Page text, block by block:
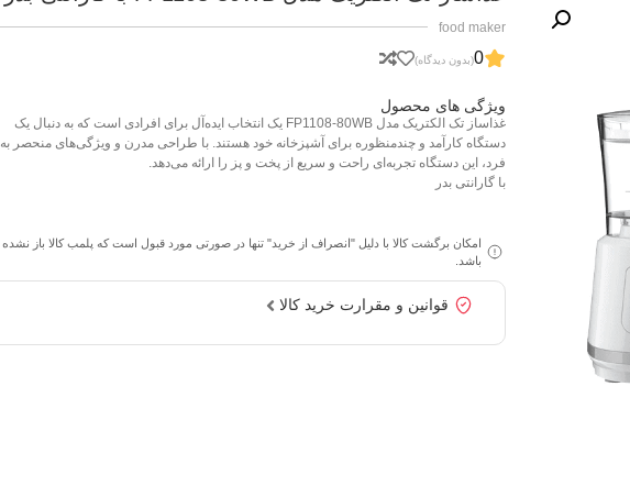
food maker
0(بدون دیدگاه)
ویژگی های محصول
غذاساز تک الکتریک مدل FP1108-80WB یک انتخاب ایده‌آل برای افرادی است که به دنبال یک
دستگاه کارآمد و چندمنظوره برای آشپزخانه خود هستند. با طراحی مدرن و ویژگی‌های منحصر به
فرد، این دستگاه تجربه‌ای راحت و سریع از پخت و پز را ارائه می‌دهد.
با گارانتی بدر
امکان برگشت کالا با دلیل "انصراف از خرید" تنها در صورتی مورد قبول است که پلمب کالا باز نشده
باشد.
قوانین و مقرارت خرید کالا